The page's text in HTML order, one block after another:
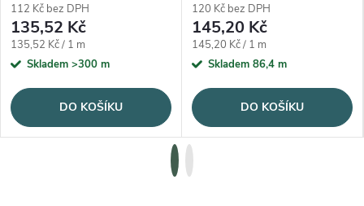
112 Kč bez DPH
135,52 Kč
Měrná cena:
135,52 Kč / 1 m
Skladem >300 m
DO KOŠÍKU
120 Kč bez DPH
145,20 Kč
Měrná cena:
145,20 Kč / 1 m
Skladem 86,4 m
DO KOŠÍKU